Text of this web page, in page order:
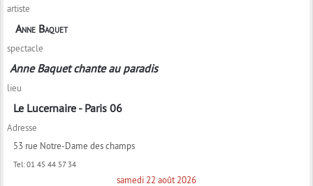
artiste
Anne Baquet
spectacle
Anne Baquet chante au paradis
lieu
Le Lucernaire - Paris 06
Adresse
53 rue Notre-Dame des champs
Tel: 01 45 44 57 34
samedi 22 août 2026